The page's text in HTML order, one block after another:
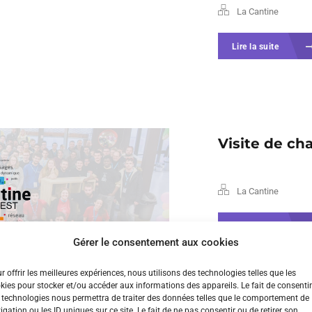
Gérer le consentement aux cookies
offrir les meilleures expériences, nous utilisons des technologies telles que les
pour stocker et/ou accéder aux informations des appareils. Le fait de
technologies nous permettra de traiter des données telles que le comportement de
La Cantine
Lire la suite
Visite de
La Cantine